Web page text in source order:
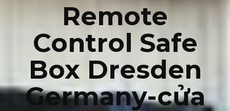
Remote
Control Safe
Box Dresden
Germany-cửa